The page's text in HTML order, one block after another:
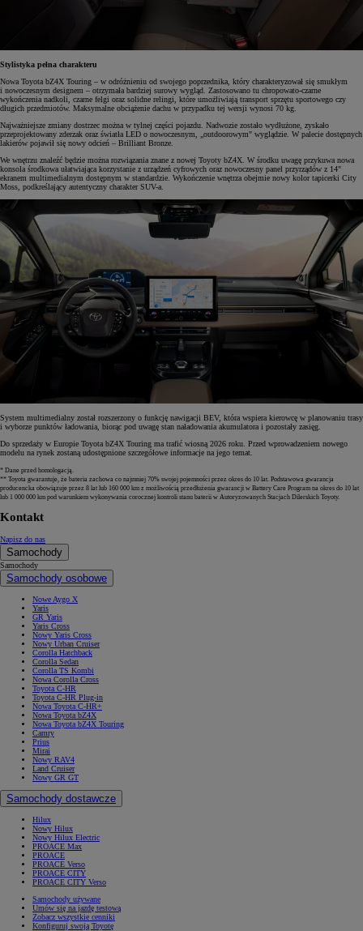
Stylistyka pełna charakteru
Nowa Toyota bZ4X Touring – w odróżnieniu od swojego poprzednika, który charakteryzował się smukłym
i nowoczesnym designem – otrzymała bardziej surowy wygląd. Zastosowano tu chropowato-czarne
wykończenia nadkoli, czarne felgi oraz solidne relingi, które umożliwiają transport sprzętu sportowego czy
długich przedmiotów. Maksymalne obciążenie dachu w przypadku tej wersji wynosi 70 kg.
Najważniejsze zmiany dostrzec można w tylnej części pojazdu. Nadwozie zostało wydłużone, zyskało
przeprojektowany zderzak oraz światła LED o nowoczesnym, „outdoorowym" wyglądzie. W palecie dostępnych
lakierów pojawił się nowy odcień – Brilliant Bronze.
We wnętrzu znaleźć będzie można rozwiązania znane z nowej Toyoty bZ4X. W środku uwagę przykuwa nowa
konsola środkowa ułatwiająca korzystanie z urządzeń cyfrowych oraz nowoczesny panel przyrządów z 14"
ekranem multimedialnym dostępnym w standardzie. Wykończenie wnętrza obejmie nowy kolor tapicerki City
Moss, podkreślający autentyczny charakter SUV-a.
System multimedialny został rozszerzony o funkcję nawigacji BEV, która wspiera kierowcę w planowaniu trasy
i wyborze punktów ładowania, biorąc pod uwagę stan naładowania akumulatora i pozostały zasięg.
Do sprzedaży w Europie Toyota bZ4X Touring ma trafić wiosną 2026 roku. Przed wprowadzeniem nowego
modelu na rynek zostaną udostępnione szczegółowe informacje na jego temat.
* Dane przed homologacją.
** Toyota gwarantuje, że bateria zachowa co najmniej 70% swojej pojemności przez okres do 10 lat. Podstawowa gwarancja
producencka obowiązuje przez 8 lat lub 160 000 km z możliwością przedłużenia gwarancji w Battery Care Program na okres do 10 lat
lub 1 000 000 km pod warunkiem wykonywania corocznej kontroli stanu baterii w Autoryzowanych Stacjach Dilerskich Toyoty.
Kontakt
Napisz do nas
Samochody
Samochody
Samochody osobowe
Nowe Aygo X
Yaris
GR Yaris
Yaris Cross
Nowy Yaris Cross
Nowy Urban Cruiser
Corolla Hatchback
Corolla Sedan
Corolla TS Kombi
Nowa Corolla Cross
Toyota C-HR
Toyota C-HR Plug-in
Nowa Toyota C-HR+
Nowa Toyota bZ4X
Nowa Toyota bZ4X Touring
Camry
Prius
Mirai
Nowy RAV4
Land Cruiser
Nowy GR GT
Samochody dostawcze
Hilux
Nowy Hilux
Nowy Hilux Electric
PROACE Max
PROACE
PROACE Verso
PROACE CITY
PROACE CITY Verso
Samochody używane
Umów się na jazdę testową
Zobacz wszystkie cenniki
Konfiguruj swoją Toyotę